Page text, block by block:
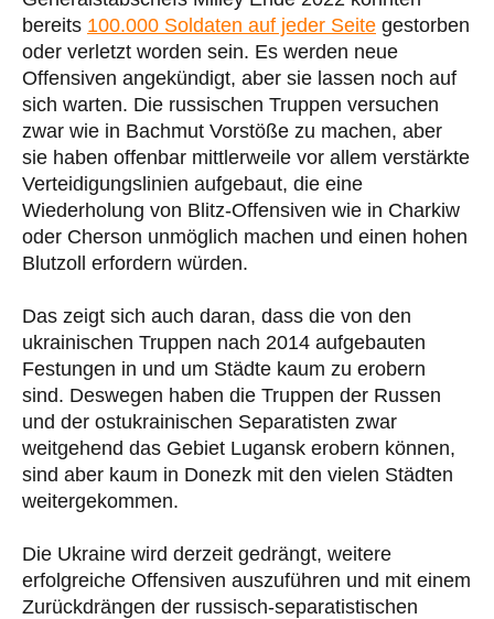
bereits 100.000 Soldaten auf jeder Seite gestorben
oder verletzt worden sein. Es werden neue
Offensiven angekündigt, aber sie lassen noch auf
sich warten. Die russischen Truppen versuchen
zwar wie in Bachmut Vorstöße zu machen, aber
sie haben offenbar mittlerweile vor allem verstärkte
Verteidigungslinien aufgebaut, die eine
Wiederholung von Blitz-Offensiven wie in Charkiw
oder Cherson unmöglich machen und einen hohen
Blutzoll erfordern würden.
Das zeigt sich auch daran, dass die von den
ukrainischen Truppen nach 2014 aufgebauten
Festungen in und um Städte kaum zu erobern
sind. Deswegen haben die Truppen der Russen
und der ostukrainischen Separatisten zwar
weitgehend das Gebiet Lugansk erobern können,
sind aber kaum in Donezk mit den vielen Städten
weitergekommen.
Die Ukraine wird derzeit gedrängt, weitere
erfolgreiche Offensiven auszuführen und mit einem
Zurückdrängen der russisch-separatistischen